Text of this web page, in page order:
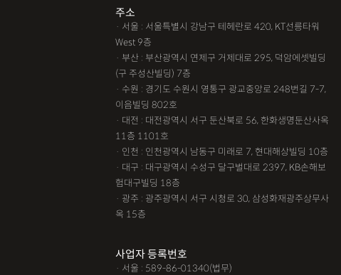
주소
· 서울 : 서울특별시 강남구 테헤란로 420, KT선릉타워
West 9층
· 부산 : 부산광역시 연제구 거제대로 295, 덕암에셋빌딩
(구 주성산빌딩) 7층
· 수원 : 경기도 수원시 영통구 광교중앙로 248번길 7-7,
이음빌딩 802호
· 대전 : 대전광역시 서구 둔산북로 56, 한화생명둔산사옥
11층 1101호
· 인천 : 인천광역시 남동구 미래로 7, 현대해상빌딩 10층
· 대구 : 대구광역시 수성구 달구벌대로 2397, KB손해보
험대구빌딩 18층
· 광주 : 광주광역시 서구 시청로 30, 삼성화재광주상무사
옥 15층
사업자 등록번호
· 서울 : 589-86-01340(법무)